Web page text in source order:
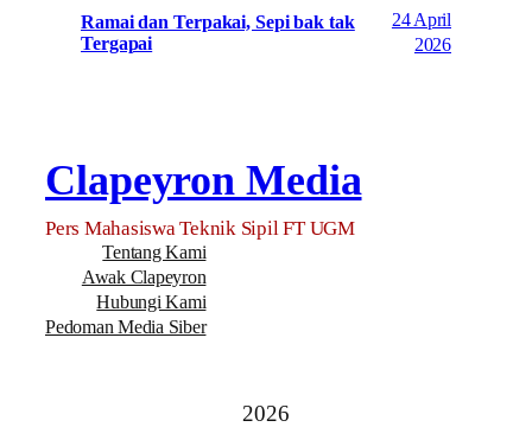
Ramai dan Terpakai, Sepi bak tak
Tergapai
24 April
2026
Clapeyron Media
Pers Mahasiswa Teknik Sipil FT UGM
Tentang Kami
Awak Clapeyron
Hubungi Kami
Pedoman Media Siber
2026